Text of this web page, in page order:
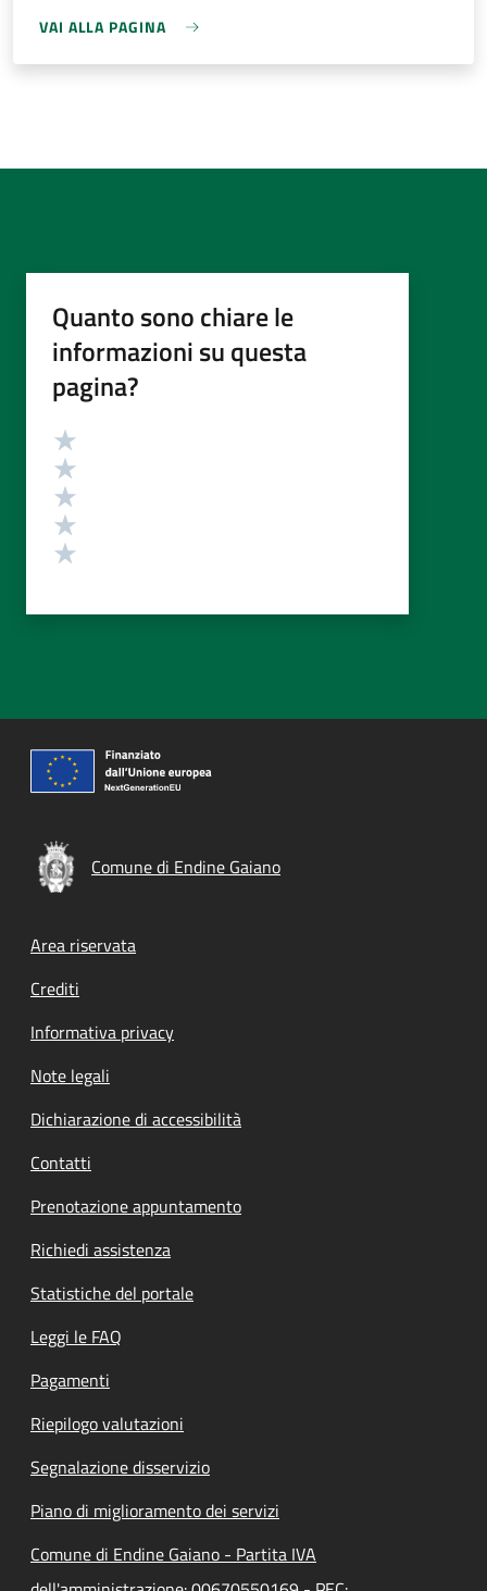
VAI ALLA PAGINA
Quanto sono chiare le
informazioni su questa
pagina?
Valutazione
Comune di Endine Gaiano
Footer menu
Area riservata
Crediti
Informativa privacy
Note legali
Dichiarazione di accessibilità
Contatti
Prenotazione appuntamento
Richiedi assistenza
Statistiche del portale
Leggi le FAQ
Pagamenti
Riepilogo valutazioni
Segnalazione disservizio
Piano di miglioramento dei servizi
Comune di Endine Gaiano - Partita IVA